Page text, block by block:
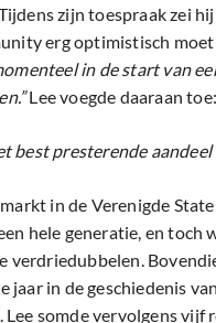
zijn toespraak zei
erg optimistisch
in de start van
Lee voegde daaraan toe:
best presterende aandeel
in de Verenigde
hele generatie, en toch
verdriedubbelen.
jaar in de geschiedenis
Lee somde vervolgens vijf